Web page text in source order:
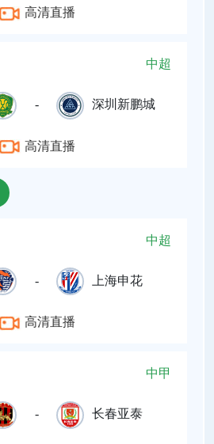
高清直播
中超
- 深圳新鹏城
高清直播
中超
- 上海申花
高清直播
中甲
- 长春亚泰